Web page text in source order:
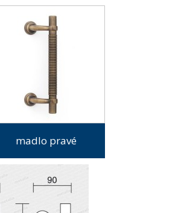
madlo pravé